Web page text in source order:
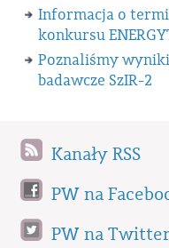
Informacja o
konkursu
Poznaliśmy
badawcze SzIR-2
Kanały RSS
PW na
PW na